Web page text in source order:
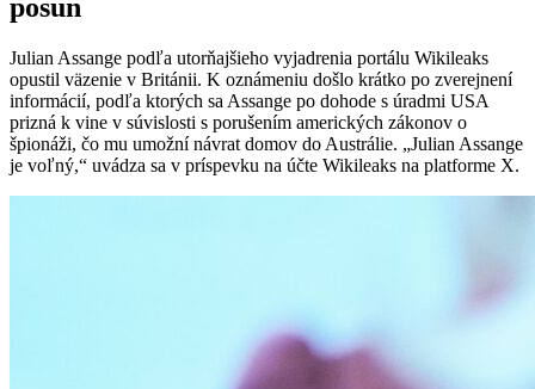
posun
Julian Assange podľa utorňajšieho vyjadrenia portálu Wikileaks
opustil väzenie v Británii. K oznámeniu došlo krátko po zverejnení
informácií, podľa ktorých sa Assange po dohode s úradmi USA
prizná k vine v súvislosti s porušením amerických zákonov o
špionáži, čo mu umožní návrat domov do Austrálie. „Julian Assange
je voľný,“ uvádza sa v príspevku na účte Wikileaks na platforme X.